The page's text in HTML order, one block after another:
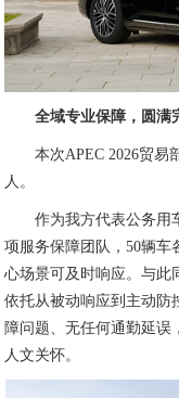
全域专业保障，圆满
本次APEC 2026贸易
人。
作为我方代表公务用
服务保障团队，50辆车
场景可及时响应。与此同
托从被动响应到主动防控
问题、无任何通勤延误
文关怀。